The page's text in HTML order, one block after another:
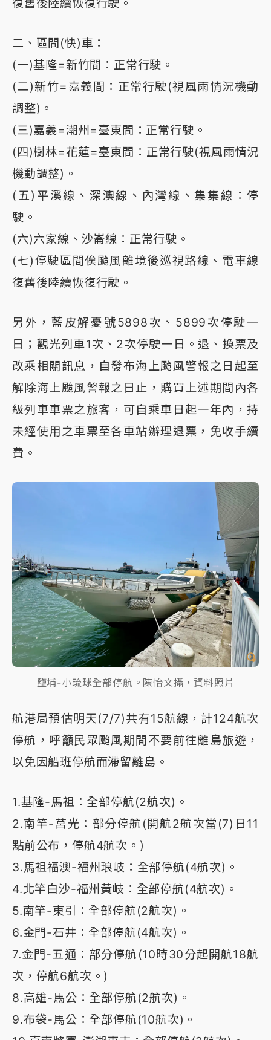
二、區間(快)車：
(一)基隆=新竹間：正常行駛。
(二)新竹=嘉義間：正常行駛(視風雨情況機動
調整)。
(三)嘉義=潮州=臺東間：正常行駛。
(四)樹林=花蓮=臺東間：正常行駛(視風雨情況
機動調整)。
(五)平溪線、深澳線、內灣線、集集線：停
駛。
(六)六家線、沙崙線：正常行駛。
(七)停駛區間俟颱風離境後巡視路線、電車線
復舊後陸續恢復行駛。
另外，藍皮解憂號5898次、5899次停駛一
日；觀光列車1次、2次停駛一日。退、換票及
改乘相關訊息，自發布海上颱風警報之日起至
解除海上颱風警報之日止，購買上述期間內各
級列車車票之旅客，可自乘車日起一年內，持
未經使用之車票至各車站辦理退票，免收手續
費。
鹽埔-小琉球全部停航。陳怡文攝，資料照片
航港局預估明天(7/7)共有15航線，計124航次
停航，呼籲民眾颱風期間不要前往離島旅遊，
以免因船班停航而滯留離島。
1.基隆-馬祖：全部停航(2航次)。
2.南竿-莒光：部分停航(開航2航次當(7)日11
點前公布，停航4航次。)
3.馬祖福澳-福州琅岐：全部停航(4航次)。
4.北竿白沙-福州黃岐：全部停航(4航次)。
5.南竿-東引：全部停航(2航次)。
6.金門-石井：全部停航(4航次)。
7.金門-五通：部分停航(10時30分起開航18航
次，停航6航次。)
8.高雄-馬公：全部停航(2航次)。
9.布袋-馬公：全部停航(10航次)。